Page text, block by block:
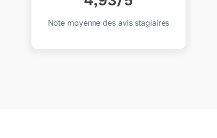
Note moyenne des avis stagiaires